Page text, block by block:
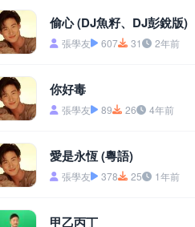
偷心 (DJ魚籽、DJ彭銳版)
張學友 607 31 2年前
你好毒
張學友 89 26 4年前
愛是永恆 (粵語)
張學友 378 25 1年前
甲乙丙丁